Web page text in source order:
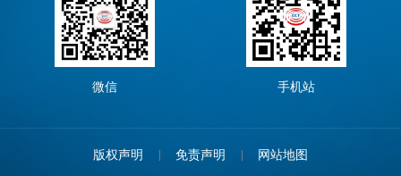
微信 手机站
版权声明 免责声明 网站地图